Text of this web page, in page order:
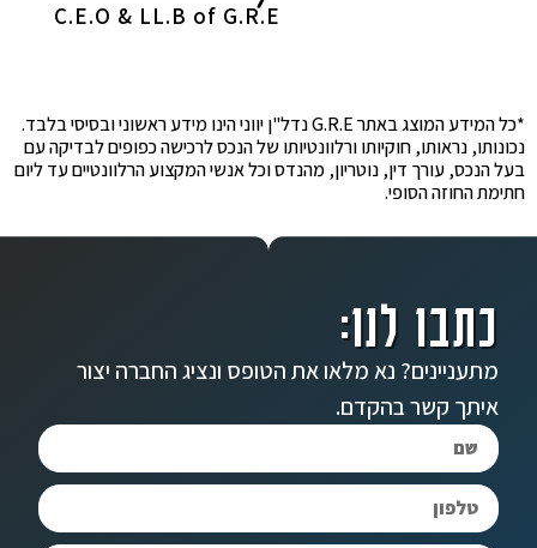
C.E.O & LL.B of G.R.E
*כל המידע המוצג באתר G.R.E נדל"ן יווני הינו מידע ראשוני ובסיסי בלבד.
נכונותו, נראותו, חוקיותו ורלוונטיותו של הנכס לרכישה כפופים לבדיקה עם
בעל הנכס, עורך דין, נוטריון, מהנדס וכל אנשי המקצוע הרלוונטיים עד ליום
חתימת החוזה הסופי.
כתבו לנו:
מתעניינים? נא מלאו את הטופס ונציג החברה יצור
איתך קשר בהקדם.